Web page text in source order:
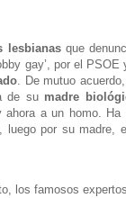
lesbianasque
gay’, por el
. De mutuo
de su madre
ahora a un homo.
luego por su madre,
los famosos